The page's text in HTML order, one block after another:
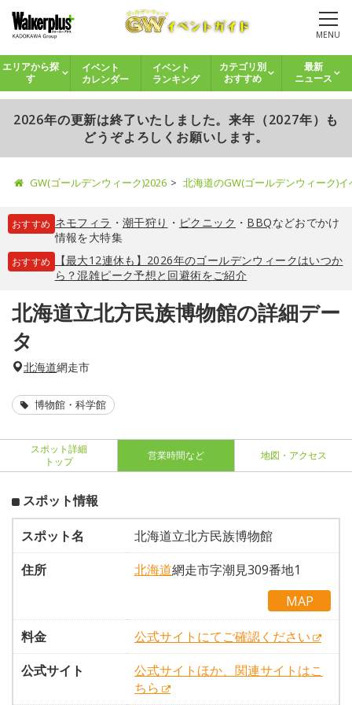
MENU
エリアから探
す
イベント
カレンダー
イベント
ランキング
カテゴリ別
おすすめ
最新
ニュース
2026年の更新は終了いたしました。来年（2027年）も
どうぞよろしくお願いします。
GW(ゴールデンウィーク)2026 北海道のGW(ゴールデンウィーク)
おすすめ ネモフィラ ・ 潮干狩り ・ ピクニック ・ BBQなどおでかけ
情報を大特集
おすすめ
【最大12連休も】2026年のゴールデンウィークはいつか
ら？混雑ピーク予想と回避術をご紹介
北海道立北方民族博物館の詳細デー
タ
北海道網走市
博物館・科学館
スポット詳細
トップ
営業時間など 地図・アクセス
スポット情報
スポット名
北海道立北方民族博物館
住所
北海道網走市字潮見309番地1
MAP
料金
公式サイトにてご確認ください
公式サイト
公式サイトほか、関連サイトはこ
ちら